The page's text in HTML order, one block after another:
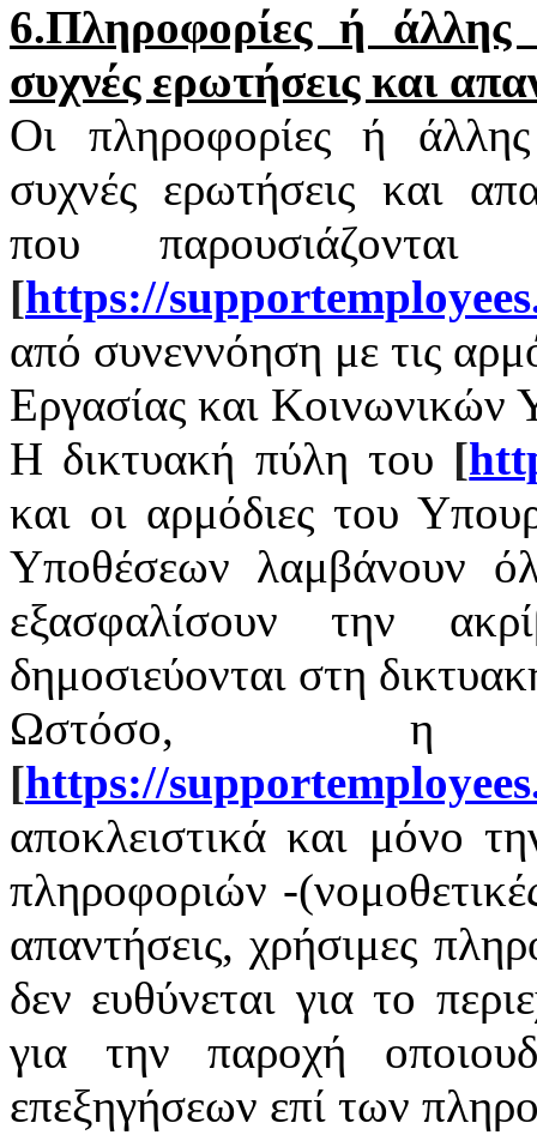
6.Πληροφορίες ή άλλης
συχνές ερωτήσεις και
Οι πληροφορίες ή άλλης
συχνές ερωτήσεις και
που
[https://supportemployees
από συνεννόηση με τις
Εργασίας και Κοινωνικών
Η δικτυακή πύλη του [
και οι αρμόδιες του
Υποθέσεων λαμβάνουν
εξασφαλίσουν την
δημοσιεύονται στη
Ωστόσο, η
[https://supportemployees
αποκλειστικά και μόνο
πληροφοριών -
απαντήσεις, χρήσιμες
δεν ευθύνεται για το
για την παροχή
επεξηγήσεων επί των